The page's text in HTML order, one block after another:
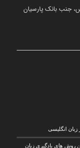
جنب بانک پارسیان
زبان انگلیسی
روش های یادگیری زبان